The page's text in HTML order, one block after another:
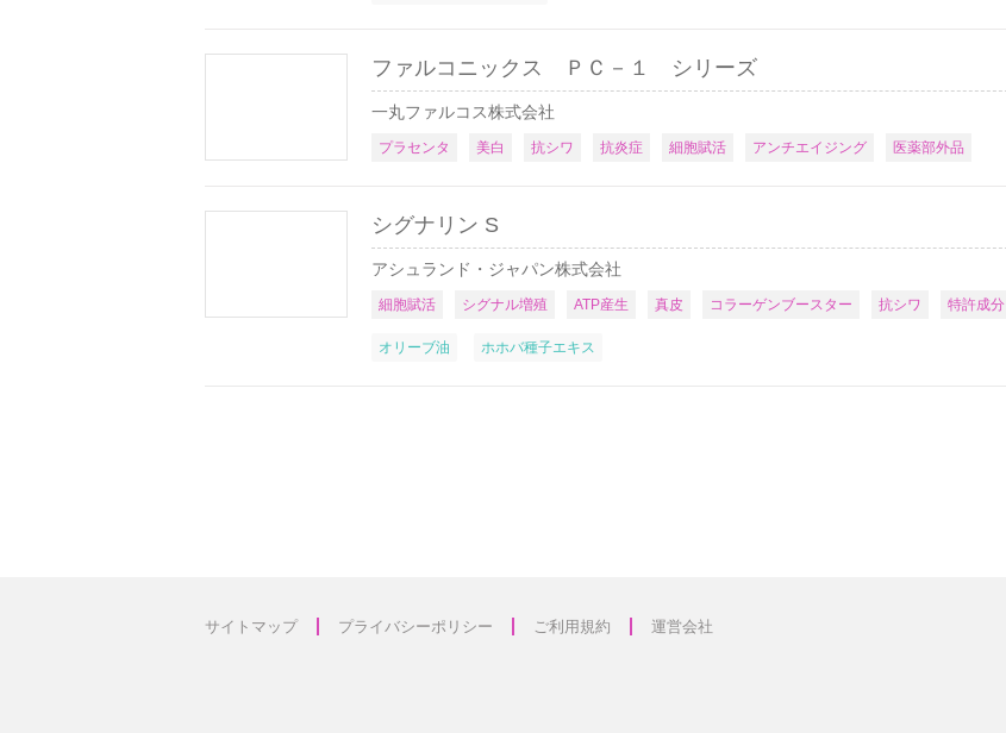
ファルコニックス ＰＣ－１ シリーズ
一丸ファルコス株式会社
プラセンタ 美白 抗シワ 抗炎症 細胞賦活 アンチエイジング 医薬部外品
シグナリン S
アシュランド・ジャパン株式会社
細胞賦活 シグナル増殖 ATP産生 真皮 コラーゲンブースター 抗シワ 特許成分
オリーブ油 ホホバ種子エキス
サイトマップ プライバシーポリシー ご利用規約 運営会社